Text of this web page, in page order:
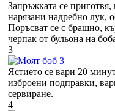
Запръжката се приготвя,
нарязани надребно лук,
Поръсват се с брашно,
черпак от бульона на
3
Ястието се вари 20
изброени подправки,
сервиране.
4